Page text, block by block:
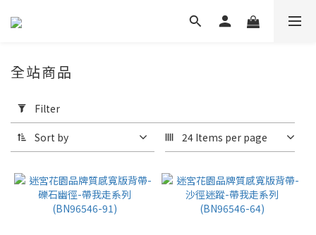
Filter
(0/20)
Range
(NT$)
全站商品
Filter
Sort by 24 Items per page